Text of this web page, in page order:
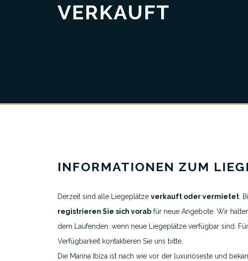
VERKAUFT
INFORMATIONEN ZUM
Derzeit sind alle Liegeplätze verkauft oder vermietet.
registrieren Sie sich vorabfür neue Angebote. Wir
dem Laufenden, wenn neue Liegeplätze verfügbar sind.
Verfügbarkeit kontaktieren Sie uns bitte.
Die Marina Ibiza ist nach wie vor der luxuriöseste und
Über uns
Alle Liegeplatzinserate
Ausgewählte Yachthäfen